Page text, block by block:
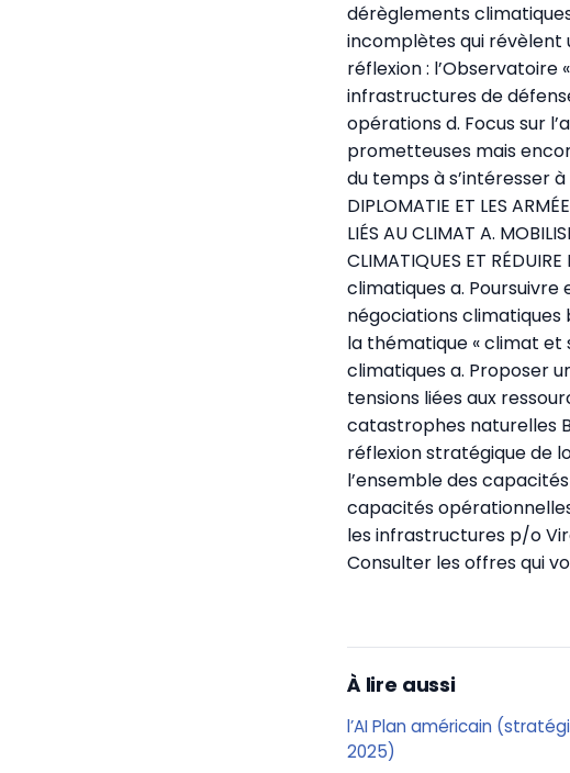
dérèglements
incomplètes qui révèlent
réflexion : l’Observatoire
infrastructures de
opérations d. Focus sur
prometteuses mais
du temps à s’intéresser à
DIPLOMATIE ET LES
LIÉS AU CLIMAT A.
CLIMATIQUES ET
climatiques a.
négociations
la thématique « climat et
climatiques a. Proposer
tensions liées aux
catastrophes naturelles B.
réflexion stratégique de
l’ensemble des
capacités
les infrastructures p/o
Consulter les offres qui
À lire aussi
l’AI Plan américain
2025)